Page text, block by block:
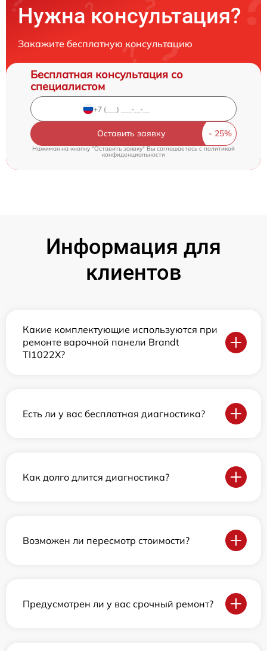
Нужна консультация?
Закажите бесплатную консультацию
Бесплатная консультация со
специалистом
Оставить заявку
Нажимая на кнопку "Оставить заявку" Вы соглашаетесь cполитикой
конфиденциальности
Информация для
клиентов
Какие комплектующие используются при
ремонте варочной панели Brandt
TI1022X?
Есть ли у вас бесплатная диагностика?
Как долго длится диагностика?
Возможен ли пересмотр стоимости?
Предусмотрен ли у вас срочный ремонт?